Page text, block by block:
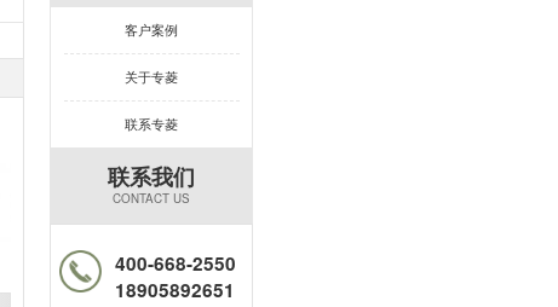
客户案例
关于专菱
联系专菱
联系我们
CONTACT US
400-668-2550
18905892651